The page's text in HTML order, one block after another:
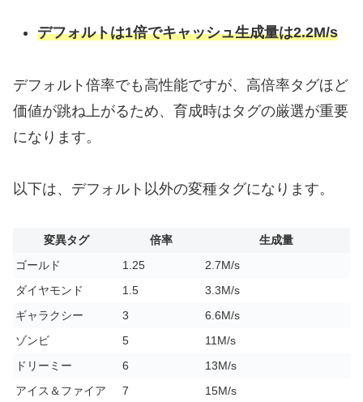
デフォルトは1倍でキャッシュ生成量は2.2M/s
デフォルト倍率でも高性能ですが、高倍率タグほど
価値が跳ね上がるため、育成時はタグの厳選が重要
になります。
以下は、デフォルト以外の変種タグになります。
変異タグ 倍率
生成量
ゴールド
1.25
2.7M/s
ダイヤモンド
1.5
3.3M/s
ギャラクシー
3
6.6M/s
ゾンビ
5
11M/s
ドリーミー
6
13M/s
アイス＆ファイア
7
15M/s